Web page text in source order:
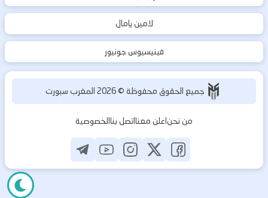
لامين يامال
فينيسيوس جونيور
جميع الحقوق محفوظة ©2026المغرب سبورت
من نحناعلن معنااتصل بناالخصوصية